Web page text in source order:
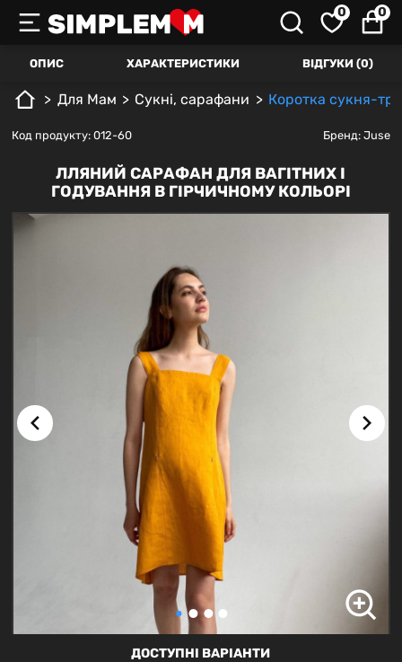
0 0
ОПИС ХАРАКТЕРИСТИКИ ВІДГУКИ (0)
Для Mам Сукні, сарафани Коротка сукня-
Код продукту: 012-60 Бренд:Juse
ЛЛЯНИЙ САРАФАН ДЛЯ ВАГІТНИХ І
ГОДУВАННЯ В ГІРЧИЧНОМУ КОЛЬОРІ
ДОСТУПНІ ВАРІАНТИ